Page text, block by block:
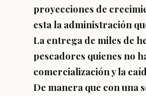
proyecciones de
esta la administración
La entrega de miles de
pescadores quienes no
comercialización y la
De manera que con una